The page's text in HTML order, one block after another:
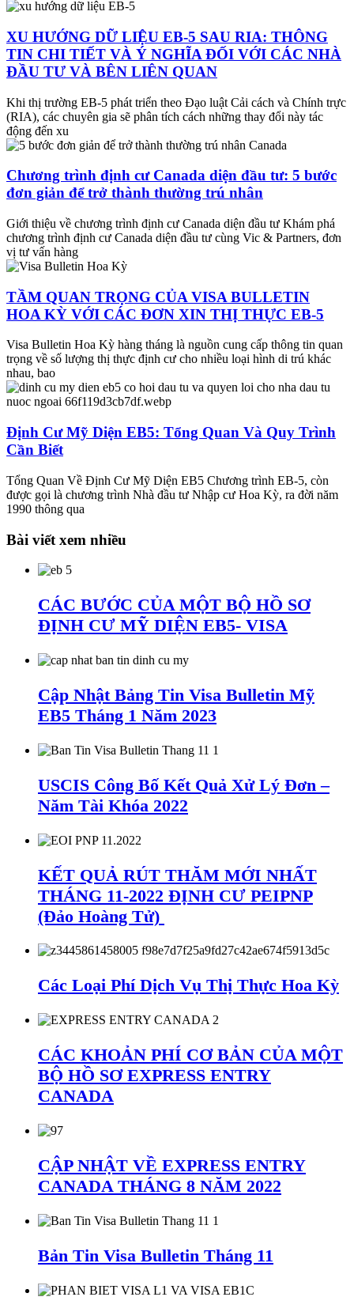
XU HƯỚNG DỮ LIỆU EB-5 SAU RIA: THÔNG
TIN CHI TIẾT VÀ Ý NGHĨA ĐỐI VỚI CÁC NHÀ
ĐẦU TƯ VÀ BÊN LIÊN QUAN
Khi thị trường EB-5 phát triển theo Đạo luật Cải cách và Chính trực
(RIA), các chuyên gia sẽ phân tích cách những thay đổi này tác
động đến xu
Chương trình định cư Canada diện đầu tư: 5 bước
đơn giản để trở thành thường trú nhân
Giới thiệu về chương trình định cư Canada diện đầu tư Khám phá
chương trình định cư Canada diện đầu tư cùng Vic & Partners, đơn
vị tư vấn hàng
TẦM QUAN TRỌNG CỦA VISA BULLETIN
HOA KỲ VỚI CÁC ĐƠN XIN THỊ THỰC EB-5
Visa Bulletin Hoa Kỳ hàng tháng là nguồn cung cấp thông tin quan
trọng về số lượng thị thực định cư cho nhiều loại hình di trú khác
nhau, bao
Định Cư Mỹ Diện EB5: Tổng Quan Và Quy Trình
Cần Biết
Tổng Quan Về Định Cư Mỹ Diện EB5 Chương trình EB-5, còn
được gọi là chương trình Nhà đầu tư Nhập cư Hoa Kỳ, ra đời năm
1990 thông qua
Bài viết xem nhiều
CÁC BƯỚC CỦA MỘT BỘ HỒ SƠ
ĐỊNH CƯ MỸ DIỆN EB5- VISA
Cập Nhật Bảng Tin Visa Bulletin Mỹ
EB5 Tháng 1 Năm 2023
USCIS Công Bố Kết Quả Xử Lý Đơn –
Năm Tài Khóa 2022
KẾT QUẢ RÚT THĂM MỚI NHẤT
THÁNG 11-2022 ĐỊNH CƯ PEIPNP
(Đảo Hoàng Tử)
Các Loại Phí Dịch Vụ Thị Thực Hoa Kỳ
CÁC KHOẢN PHÍ CƠ BẢN CỦA MỘT
BỘ HỒ SƠ EXPRESS ENTRY
CANADA
CẬP NHẬT VỀ EXPRESS ENTRY
CANADA THÁNG 8 NĂM 2022
Bản Tin Visa Bulletin Tháng 11